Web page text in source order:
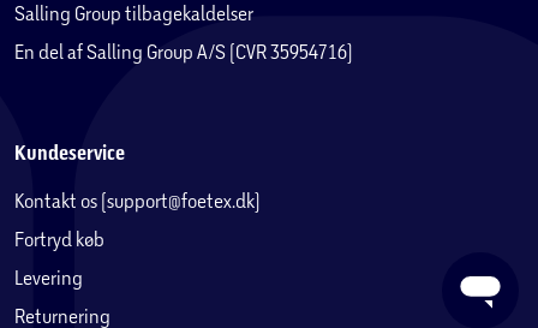
Salling Group tilbagekaldelser
En del af Salling Group A/S (CVR 35954716)
Kundeservice
Kontakt os (support@foetex.dk)
Fortryd køb
Levering
Returnering